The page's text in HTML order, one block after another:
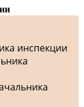
инспекции